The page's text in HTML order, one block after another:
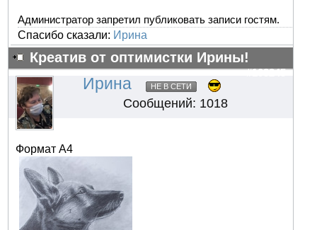
Администратор запретил публиковать записи гостям.
Спасибо сказали: Ирина
Креатив от оптимистки Ирины!
#103245
Ирина НЕ В СЕТИ
Сообщений: 1018
Формат А4